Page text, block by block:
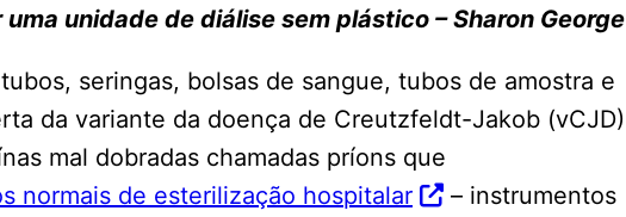
unidade de diálise sem plástico – Sharon George
seringas, bolsas de sangue, tubos de amostra e
da variante da doença de Creutzfeldt-Jakob (vCJD)
mal dobradas chamadas príons que
normais de esterilização hospitalar
– instrumentos